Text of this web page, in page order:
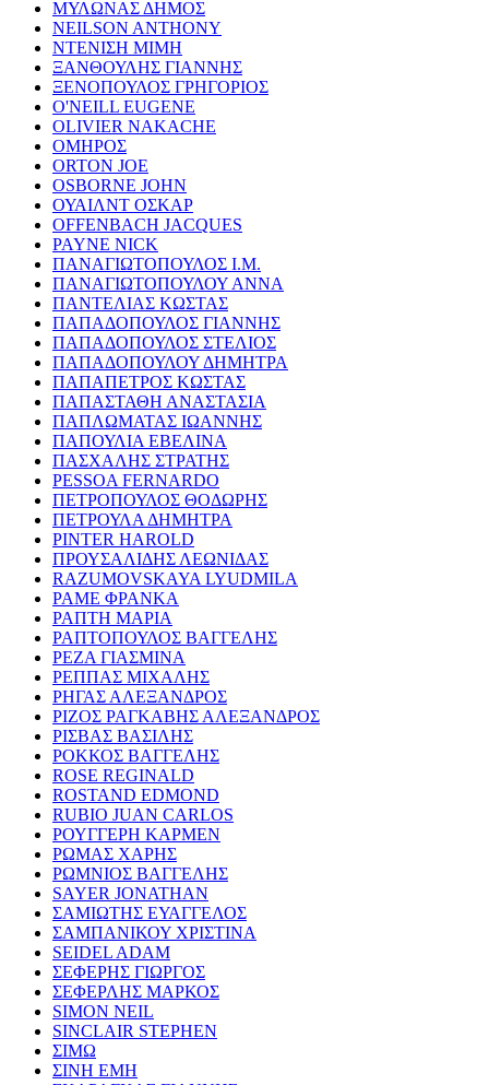
ΜΥΛΩΝΑΣ ΔΗΜΟΣ
NEILSON ANTHONY
ΝΤΕΝΙΣΗ ΜΙΜΗ
ΞΑΝΘΟΥΛΗΣ ΓΙΑΝΝΗΣ
ΞΕΝΟΠΟΥΛΟΣ ΓΡΗΓΟΡΙΟΣ
O'NEILL EUGENE
OLIVIER NAKACHE
ΟΜΗΡΟΣ
ORTON JOE
OSBORNE JOHN
ΟΥΑΙΛΝΤ ΟΣΚΑΡ
OFFENBACH JACQUES
PAYNE NICK
ΠΑΝΑΓΙΩΤΟΠΟΥΛΟΣ Ι.Μ.
ΠΑΝΑΓΙΩΤΟΠΟΥΛΟΥ ΑΝΝΑ
ΠΑΝΤΕΛΙΑΣ ΚΩΣΤΑΣ
ΠΑΠΑΔΟΠΟΥΛΟΣ ΓΙΑΝΝΗΣ
ΠΑΠΑΔΟΠΟΥΛΟΣ ΣΤΕΛΙΟΣ
ΠΑΠΑΔΟΠΟΥΛΟΥ ΔΗΜΗΤΡΑ
ΠΑΠΑΠΕΤΡΟΣ ΚΩΣΤΑΣ
ΠΑΠΑΣΤΑΘΗ ΑΝΑΣΤΑΣΙΑ
ΠΑΠΛΩΜΑΤΑΣ ΙΩΑΝΝΗΣ
ΠΑΠΟΥΛΙΑ ΕΒΕΛΙΝΑ
ΠΑΣΧΑΛΗΣ ΣΤΡΑΤΗΣ
PESSOA FERNARDO
ΠΕΤΡΟΠΟΥΛΟΣ ΘΟΔΩΡΗΣ
ΠΕΤΡΟΥΛΑ ΔΗΜΗΤΡΑ
PINTER HAROLD
ΠΡΟΥΣΑΛΙΔΗΣ ΛΕΩΝΙΔΑΣ
RAZUMOVSKAYA LYUDMILA
ΡΑΜΕ ΦΡΑΝΚΑ
ΡΑΠΤΗ ΜΑΡΙΑ
ΡΑΠΤΟΠΟΥΛΟΣ ΒΑΓΓΕΛΗΣ
ΡΕΖΑ ΓΙΑΣΜΙΝΑ
ΡΕΠΠΑΣ ΜΙΧΑΛΗΣ
ΡΗΓΑΣ ΑΛΕΞΑΝΔΡΟΣ
ΡΙΖΟΣ ΡΑΓΚΑΒΗΣ ΑΛΕΞΑΝΔΡΟΣ
ΡΙΣΒΑΣ ΒΑΣΙΛΗΣ
ΡΟΚΚΟΣ ΒΑΓΓΕΛΗΣ
ROSE REGINALD
ROSTAND EDMOND
RUBIO JUAN CARLOS
ΡΟΥΓΓΕΡΗ ΚΑΡΜΕΝ
ΡΩΜΑΣ ΧΑΡΗΣ
ΡΩΜΝΙΟΣ ΒΑΓΓΕΛΗΣ
SAYER JONATHAN
ΣΑΜΙΩΤΗΣ ΕΥΑΓΓΕΛΟΣ
ΣΑΜΠΑΝΙΚΟΥ ΧΡΙΣΤΙΝΑ
SEIDEL ADAM
ΣΕΦΕΡΗΣ ΓΙΩΡΓΟΣ
ΣΕΦΕΡΛΗΣ ΜΑΡΚΟΣ
SIMON NEIL
SINCLAIR STEPHEN
ΣΙΜΩ
ΣΙΝΗ ΕΜΗ